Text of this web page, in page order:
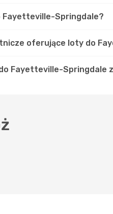
Fayetteville-Springdale?
oferujące loty do
Fayetteville-Springdale